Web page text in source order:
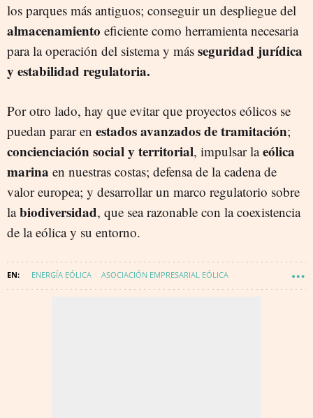
los parques más antiguos; conseguir un despliegue del
almacenamiento eficiente como herramienta necesaria
para la operación del sistema y más seguridad jurídica
y estabilidad regulatoria.
Por otro lado, hay que evitar que proyectos eólicos se
puedan parar en estados avanzados de tramitación;
concienciación social y territorial, impulsar laeólica
marina en nuestras costas; defensa de la cadena de
valor europea; y desarrollar un marco regulatorio sobre
labiodiversidad, que sea razonable con la coexistencia
de la eólica y su entorno.
ENERGÍA EÓLICA ASOCIACIÓN EMPRESARIAL EÓLICA